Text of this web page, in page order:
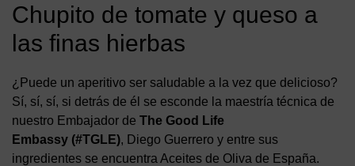
Chupito de tomate y queso a
las finas hierbas
¿Puede un aperitivo ser saludable a la vez que delicioso?
Sí, sí, sí, si detrás de él se esconde la maestría técnica de
nuestro Embajador de The Good Life
Embassy (#TGLE), Diego Guerrero y entre sus
ingredientes se encuentra Aceites de Oliva de España.